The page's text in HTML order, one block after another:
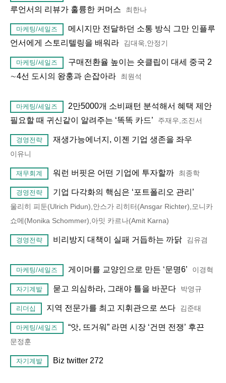
루언서의 리뷰가 훌륭한 커머스
최한나
마케팅/세일즈
메시지만 전달하던 소통 방식 그만 인플루
언서에게 스토리텔링을 배워라
김대욱,안정기
마케팅/세일즈
구매전환율 높이는 숏클립이 대세 중국 2
∼4선 도시의 왕훙과 손잡아라
최원석
마케팅/세일즈
2만5000개 소비패턴 분석해서 혜택 제안
필요할 때 귀신같이 알려주는 ‘똑똑 카드’
주재우,조진서
경영전략 재생가능에너지, 이젠 기업 생존을 좌우
이유니
재무회계 워런 버핏은 어떤 기업에 투자할까 최종학
경영전략 기업 다각화의 핵심은 ‘포트폴리오 관리’
울리히 피둔(Ulrich Pidun),안스가 리히터(Ansgar Richter),모니카
쇼메(Monika Schommer),아밋 카르나(Amit Karna)
경영전략 비리방지 대책이 실패 거듭하는 까닭 김유겸
마케팅/세일즈 게이머를 교양인으로 만든 ‘문명6’ 이경혁
자기계발 묻고 의심하라, 그래야 틀을 바꾼다 박영규
리더십 지역 전문가를 최고 지휘관으로 쓰다 김준태
마케팅/세일즈 “앗, 뜨거워” 라면 시장 ‘건면 전쟁’ 후끈
문정훈
자기계발 Biz twitter 272